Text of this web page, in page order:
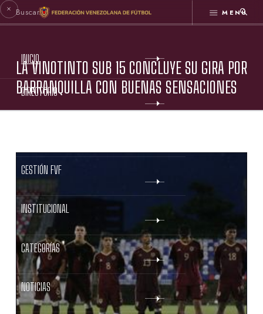
MENÚ
INICIO
DIRECTORIO
GESTIÓN FVF
INSTITUCIONAL
CATEGORÍAS
NOTICIAS
LA VINOTINTO SUB 15 CONCLUYE SU GIRA POR
BARRANQUILLA CON BUENAS SENSACIONES